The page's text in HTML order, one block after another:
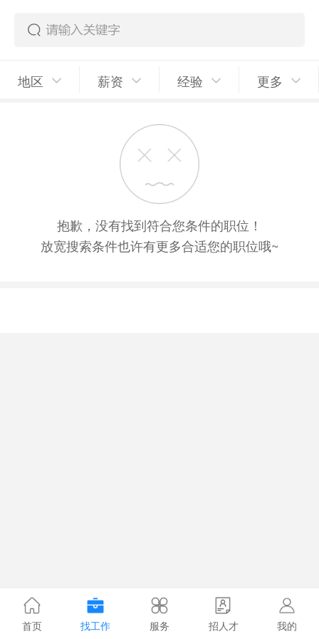
地区 薪资 经验 更多
抱歉，没有找到符合您条件的职位！
放宽搜索条件也许有更多合适您的职位哦~
首页 找工作 服务 招人才 我的